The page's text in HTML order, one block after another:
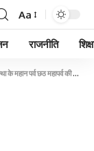
Aa
राजनीति
छठ महापर्व की शुरुआत हो चुकी है.